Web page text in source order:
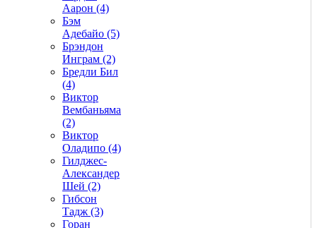
Аарон (4)
Бэм
Адебайо (5)
Брэндон
Инграм (2)
Бредли Бил
(4)
Виктор
Вембаньяма
(2)
Виктор
Оладипо (4)
Гилджес-
Александер
Шей (2)
Гибсон
Тадж (3)
Горан